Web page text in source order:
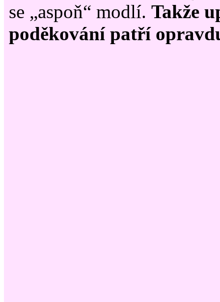
se „aspoň“ modlí. Takže
poděkování patří